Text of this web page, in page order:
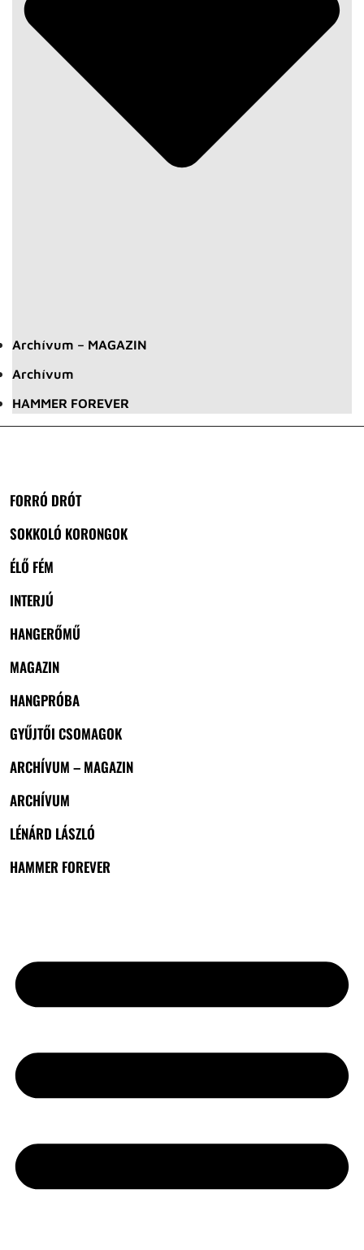
Archívum – MAGAZIN
Archívum
HAMMER FOREVER
FORRÓ DRÓT
SOKKOLÓ KORONGOK
ÉLŐ FÉM
INTERJÚ
HANGERŐMŰ
MAGAZIN
HANGPRÓBA
GYŰJTŐI CSOMAGOK
ARCHÍVUM – MAGAZIN
ARCHÍVUM
LÉNÁRD LÁSZLÓ
HAMMER FOREVER